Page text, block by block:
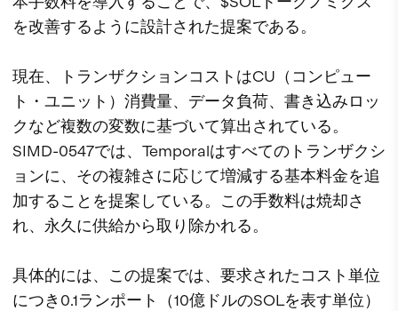
を改善するように設計された提案である。
現在、トランザクションコストはCU（コンピュー
ト・ユニット）消費量、データ負荷、書き込みロッ
クなど複数の変数に基づいて算出されている。
SIMD-0547では、Temporalはすべてのトランザクシ
ョンに、その複雑さに応じて増減する基本料金を追
加することを提案している。この手数料は焼却さ
れ、永久に供給から取り除かれる。
具体的には、この提案では、要求されたコスト単位
につき0.1ランポート（10億ドルのSOLを表す単位）